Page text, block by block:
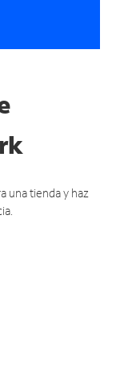
una tienda y haz